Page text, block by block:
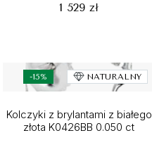
1 529 zł
-15% NATURALNY
Kolczyki z brylantami z białego
złota K0426BB 0.050 ct